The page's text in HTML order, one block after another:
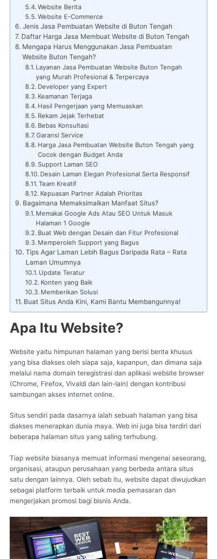
Website Berita
Website E-Commerce
Jenis Jasa Pembuatan Website di Buton Tengah
Daftar Harga Jasa Membuat Website di Buton Tengah
Mengapa Harus Menggunakan Jasa Pembuatan
Website Buton Tengah?
Layanan Jasa Pembuatan Website Buton Tengah
yang Murah Profesional & Terpercaya
Developer yang Expert
Keamanan Terjaga
Hasil Pengerjaan yang Memuaskan
Rekam Jejak Terhebat
Bebas Konsultasi
Garansi Service
Harga Jasa Pembuatan Website Buton Tengah yang
Cocok dengan Budget Anda
Support Laman SEO
Desain Laman Elegan Profesional Serta Responsif
Team Kreatif
Kepuasan Partner Adalah Prioritas
Bagaimana Memaksimalkan Manfaat Situs?
Memakai Google Ads Atau SEO Untuk Masuk
Halaman 1 Google
Buat Web dengan Desain dan Fitur Profesional
Memperoleh Support yang Bagus
Tips Agar Laman Lebih Bagus Daripada Rata – Rata
Laman Umumnya
Update Teratur
Konten yang Baik
Memberikan Solusi
Buat Situs Anda Kini, Kami Bantu Membangunnya!
Apa Itu Website?
Website yaitu himpunan halaman yang berisi berita khusus
yang bisa diakses oleh siapa saja, kapanpun, dan dimana saja
melalui nama domain teregistrasi dan aplikasi website browser
(Chrome, Firefox, Vivaldi dan lain-lain) dengan kontribusi
sambungan akses internet online.
Situs sendiri pada dasarnya ialah sebuah halaman yang bisa
diakses menerapkan dunia maya. Web ini juga bisa terdiri dari
beberapa halaman situs yang saling terhubung.
Tiap website biasanya memuat informasi mengenai seseorang,
organisasi, ataupun perusahaan yang berbeda antara situs
satu dengan lainnya. Oleh sebab itu, website dapat diwujudkan
sebagai platform terbaik untuk media pemasaran dan
mengerjakan promosi bagi bisnis Anda.